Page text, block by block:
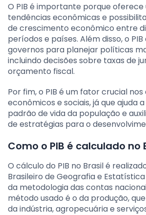
O PIB é importante porque oferece
tendências econômicas e
de crescimento econômico entre
períodos e países. Além disso, o
governos para planejar políticas
incluindo decisões sobre taxas de
orçamento fiscal.
Por fim, o PIB é um fator crucial nos
econômicos e sociais, já que ajuda
padrão de vida da população e
de estratégias para o
Como o PIB é calculado no
O cálculo do PIB no Brasil é
Brasileiro de Geografia e
da metodologia das contas
método usado é o da produção,
da indústria, agropecuária e